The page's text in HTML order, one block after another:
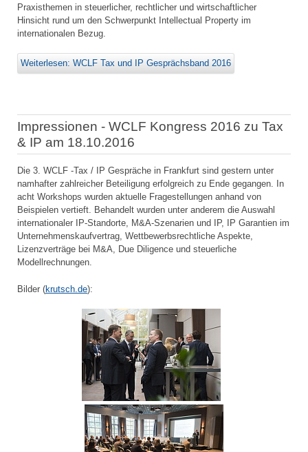
Praxisthemen in steuerlicher, rechtlicher und wirtschaftlicher
Hinsicht rund um den Schwerpunkt Intellectual Property im
internationalen Bezug.
Weiterlesen: WCLF Tax und IP Gesprächsband 2016
Impressionen - WCLF Kongress 2016 zu Tax
& IP am 18.10.2016
Die 3. WCLF -Tax / IP Gespräche in Frankfurt sind gestern unter
namhafter zahlreicher Beteiligung erfolgreich zu Ende gegangen. In
acht Workshops wurden aktuelle Fragestellungen anhand von
Beispielen vertieft. Behandelt wurden unter anderem die Auswahl
internationaler IP-Standorte, M&A-Szenarien und IP, IP Garantien im
Unternehmenskaufvertrag, Wettbewerbsrechtliche Aspekte,
Lizenzverträge bei M&A, Due Diligence und steuerliche
Modellrechnungen.
Bilder (krutsch.de):